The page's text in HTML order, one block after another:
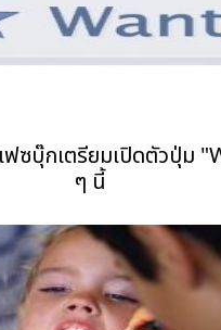
ฟซบุ๊กเตรียมเปิดตัวปุ่ม
ๆ นี้